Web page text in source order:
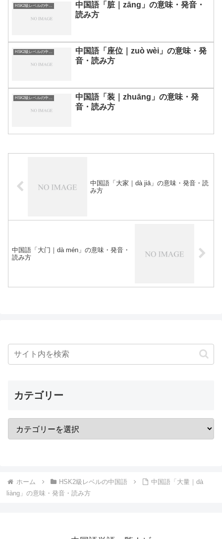
HSK2級レベルの中国語
中国語「脏｜zāng」の意味・発音・
読み方
中国語「座位｜zuò wèi」の意味・発
音・読み方
中国語「装｜zhuāng」の意味・発
音・読み方
中国語「大家｜dà jiā」の意味・発音・読
み方
中国語「大门｜dà mén」の意味・発音・
読み方
カテゴリー
ホーム HSK2級レベルの中国語
中国語「大量｜dà
liàng」の意味・発音・読み方